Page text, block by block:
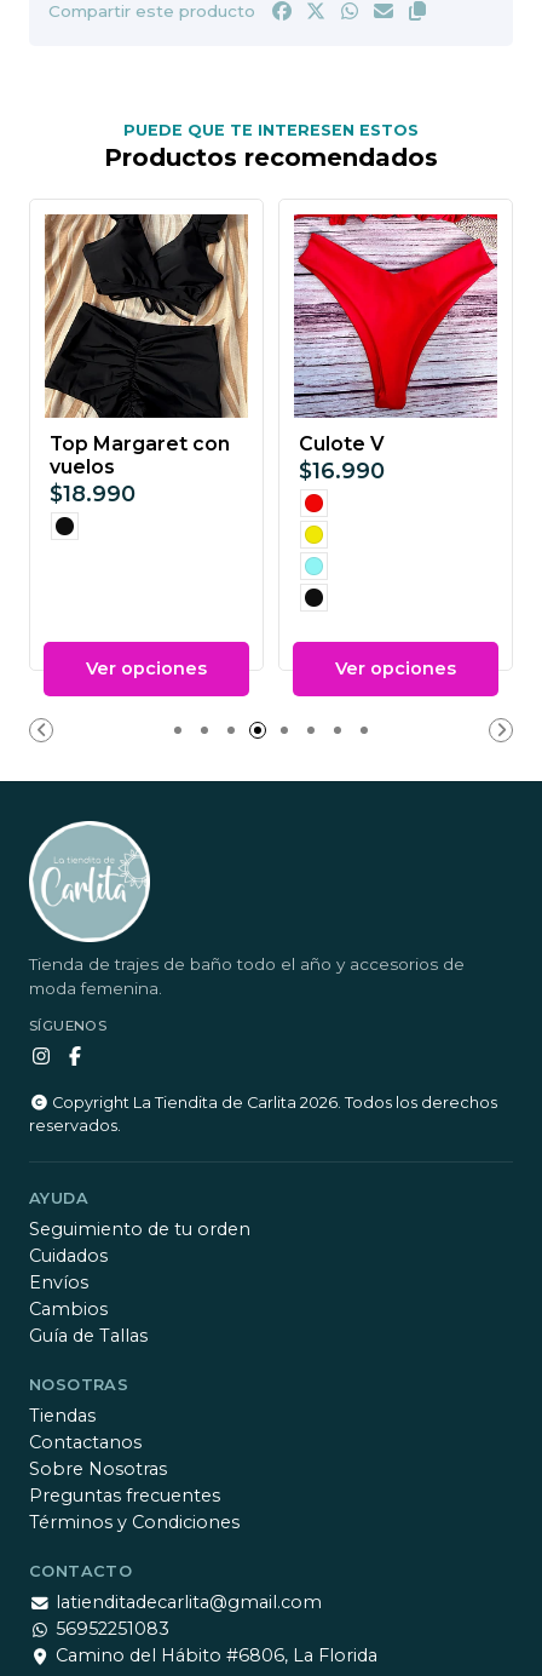
Compartir este producto
PUEDE QUE TE INTERESEN ESTOS
Productos recomendados
Top Margaret con
vuelos
$18.990
Ver opciones
Culote V
$16.990
Ver opciones
Tienda de trajes de baño todo el año y accesorios de
moda femenina.
SÍGUENOS
Copyright La Tiendita de Carlita 2026. Todos los derechos
reservados.
AYUDA
Seguimiento de tu orden
Cuidados
Envíos
Cambios
Guía de Tallas
NOSOTRAS
Tiendas
Contactanos
Sobre Nosotras
Preguntas frecuentes
Términos y Condiciones
CONTACTO
latienditadecarlita@gmail.com
56952251083
Camino del Hábito #6806, La Florida